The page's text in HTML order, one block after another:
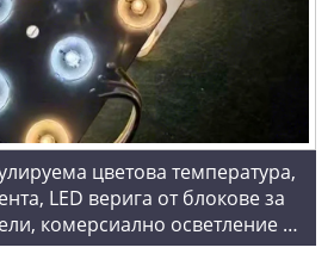
цветова температура,
LED верига от блокове за
комерсиално осветление и
проекти